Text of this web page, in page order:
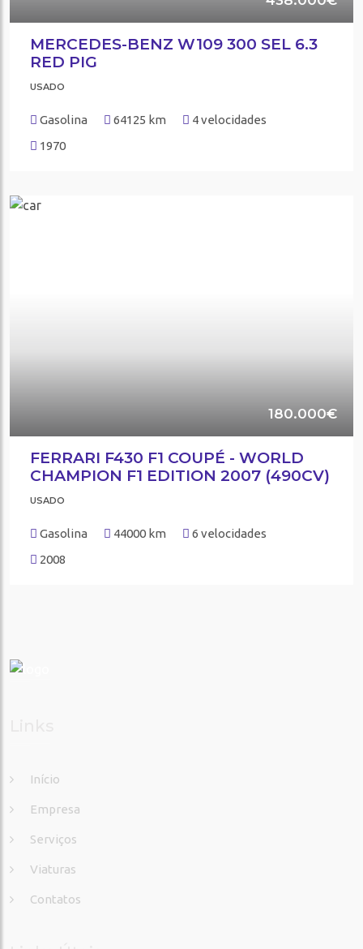
MERCEDES-BENZ W109 300 SEL 6.3
RED PIG
USADO
Gasolina 64125 km
4 velocidades
1970
180.000€
FERRARI F430 F1 COUPÉ - WORLD
CHAMPION F1 EDITION 2007 (490CV)
USADO
Gasolina 44000 km
6 velocidades
2008
Início
Empresa
Serviços
Viaturas
Contatos